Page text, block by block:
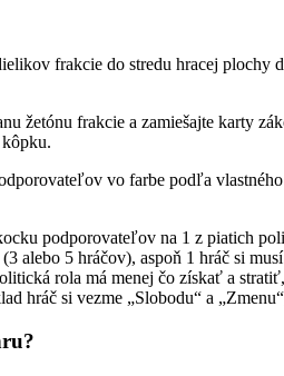
frakcie do stredu hracej plochy
žetónu frakcie a zamiešajte karty
vo farbe podľa
podporovateľov na 1 z piatich
alebo 5 hráčov), aspoň 1 hráč si
rola má menej čo získať a
hráč si vezme „Slobodu“ a